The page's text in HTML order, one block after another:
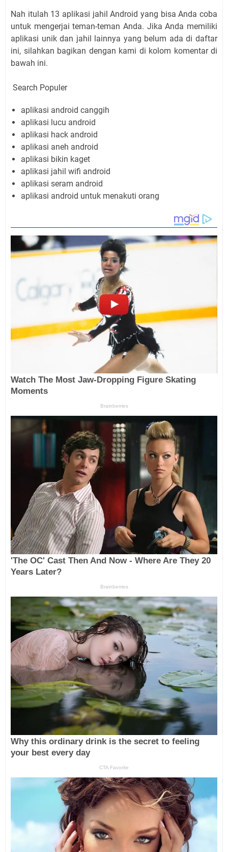
Nah itulah 13 aplikasi jahil Android yang bisa Anda coba
untuk mengerjai teman-teman Anda. Jika Anda memiliki
aplikasi unik dan jahil lainnya yang belum ada di daftar
ini, silahkan bagikan dengan kami di kolom komentar di
bawah ini.
Search Populer
aplikasi android canggih
aplikasi lucu android
aplikasi hack android
aplikasi aneh android
aplikasi bikin kaget
aplikasi jahil wifi android
aplikasi seram android
aplikasi android untuk menakuti orang